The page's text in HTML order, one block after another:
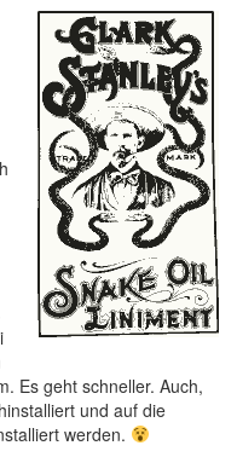
Es geht schneller. Auch,
und auf die
werden.